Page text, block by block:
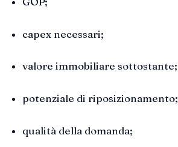
capex necessari;
valore immobiliare sottostante;
potenziale di riposizionamento;
qualità della domanda;